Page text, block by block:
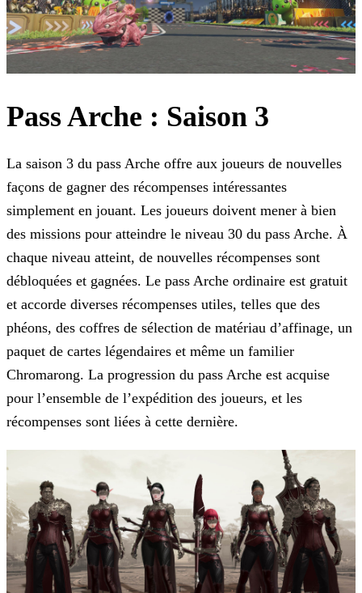
Pass Arche : Saison 3
La saison 3 du pass Arche offre aux joueurs de nouvelles
façons de gagner des récompenses intéressantes
simplement en jouant. Les joueurs doivent mener à bien
des missions pour atteindre le niveau 30 du pass Arche. À
chaque niveau atteint, de nouvelles récompenses sont
débloquées et gagnées. Le pass Arche ordinaire est gratuit
et accorde diverses récompenses utiles, telles que des
phéons, des coffres de sélection de matériau d’affinage, un
paquet de cartes légendaires et même un familier
Chromarong. La progression du pass Arche est acquise
pour l’ensemble de l’expédition des joueurs, et les
récompenses sont liées à cette dernière.